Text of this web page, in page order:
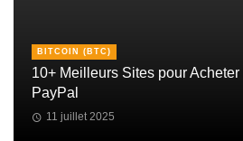
BITCOIN (BTC)
10+ Meilleurs Sites pour
PayPal
11 juillet 2025